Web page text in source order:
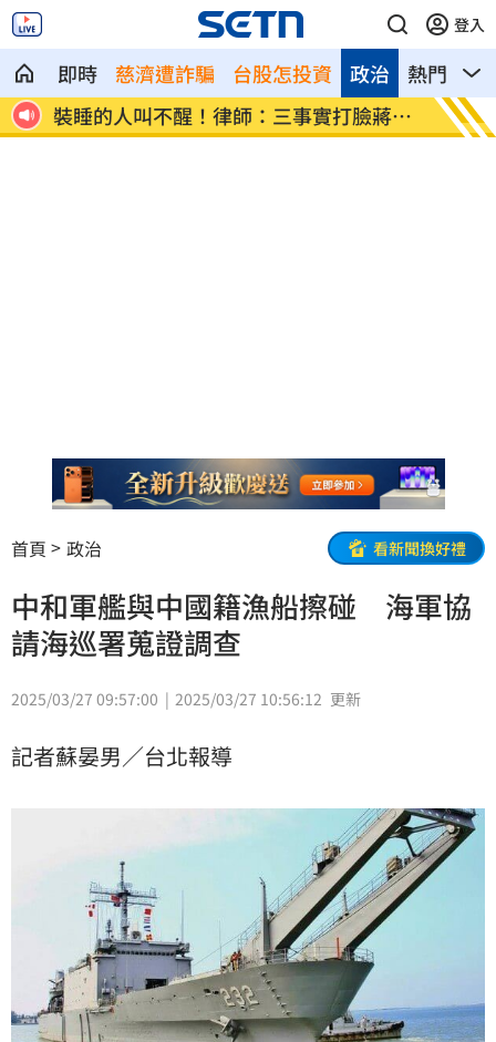
登入
即時 慈濟遭詐騙 台股怎投資 熱門 影
政治
了
裝睡的人叫不醒！律師：三事實打臉蔣萬
安
妖股
睡
首頁 政治 看新聞換好禮
中和軍艦與中國籍漁船擦碰 海軍協
請海巡署蒐證調查
2025/03/27 09:57:00 2025/03/27 10:56:12 更新
記者蘇晏男／台北報導